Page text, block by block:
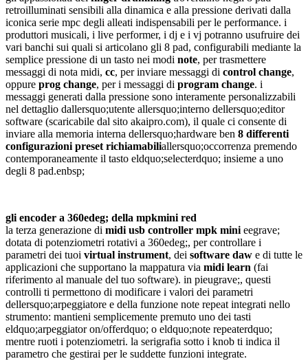
retroilluminati sensibili alla dinamica e alla pressione derivati dalla
iconica serie mpc degli alleati indispensabili per le performance. i
produttori musicali, i live performer, i dj e i vj potranno usufruire dei
vari banchi sui quali si articolano gli 8 pad, configurabili mediante la
semplice pressione di un tasto nei modi note, per trasmettere
messaggi di nota midi, cc, per inviare messaggi di control change,
oppure prog change, per i messaggi di program change. i
messaggi generati dalla pressione sono interamente personalizzabili
nel dettaglio dallersquo;utente allersquo;interno dellersquo;editor
software (scaricabile dal sito akaipro.com), il quale ci consente di
inviare alla memoria interna dellersquo;hardware ben 8 differenti
configurazioni preset richiamabiliallersquo;occorrenza premendo
contemporaneamente il tasto eldquo;selecterdquo; insieme a uno
degli 8 pad.enbsp;
gli encoder a 360edeg; della mpkmini red
la terza generazione di midi usb controller mpk mini eegrave;
dotata di potenziometri rotativi a 360edeg;, per controllare i
parametri dei tuoi virtual instrument, dei software daw e di tutte le
applicazioni che supportano la mappatura via midi learn (fai
riferimento al manuale del tuo software). in pieugrave;, questi
controlli ti permettono di modificare i valori dei parametri
dellersquo;arpeggiatore e della funzione note repeat integrati nello
strumento: mantieni semplicemente premuto uno dei tasti
eldquo;arpeggiator on/offerdquo; o eldquo;note repeaterdquo;
mentre ruoti i potenziometri. la serigrafia sotto i knob ti indica il
parametro che gestirai per le suddette funzioni integrate.